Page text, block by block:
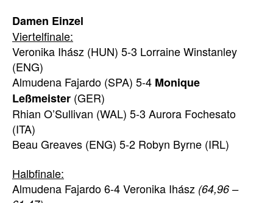
Damen Einzel
Viertelfinale:
Veronika Ihász (HUN) 5-3 Lorraine Winstanley
(ENG)
Almudena Fajardo (SPA) 5-4 Monique
Leßmeister (GER)
Rhian O’Sullivan (WAL) 5-3 Aurora Fochesato
(ITA)
Beau Greaves (ENG) 5-2 Robyn Byrne (IRL)
Halbfinale:
Almudena Fajardo 6-4 Veronika Ihász (64,96 –